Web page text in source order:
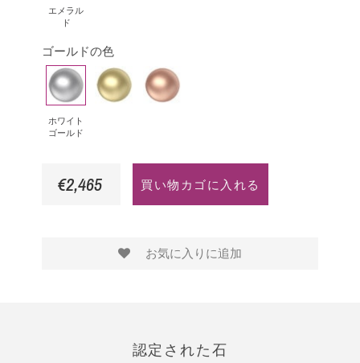
ラ
ド
エメラル
ド
ゴールドの色
ホ
ワ
イ
ト
ー
ホワイト
ゴールド
イ
エ
ー
ピ
ン
ー
ル
ド
€2,465 買い物カゴに入れる
お気に入りに追加
認定された石